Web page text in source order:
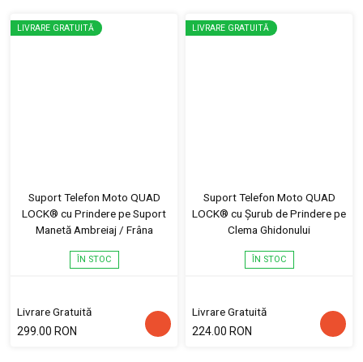
LIVRARE GRATUITĂ
Suport Telefon Moto QUAD
LOCK® cu Prindere pe Suport
Manetă Ambreiaj / Frâna
ÎN STOC
Livrare Gratuită
299.00 RON
LIVRARE GRATUITĂ
Suport Telefon Moto QUAD
LOCK® cu Șurub de Prindere pe
Clema Ghidonului
ÎN STOC
Livrare Gratuită
224.00 RON